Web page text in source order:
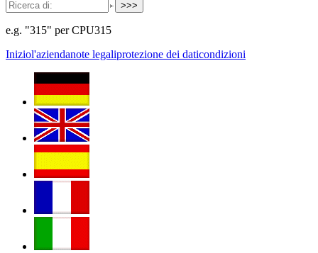
>>>
e.g. "315" per CPU315
Iniziol'aziendanote legaliprotezione dei daticondizioni